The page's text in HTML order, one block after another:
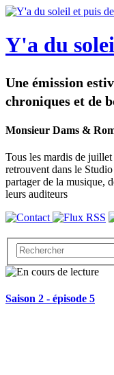
Y'a du
Une émission
chroniques et de
Monsieur Dams &
Tous les mardis de
retrouvent dans le
partager de la musique,
leurs auditeurs
Saison 2 - épisode 5